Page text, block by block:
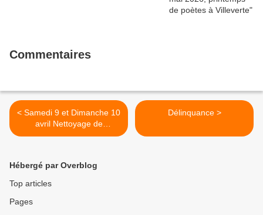
Commentaires
< Samedi 9 et Dimanche 10
avril Nettoyage de
Printemps à Nîmes
Délinquance >
Hébergé par Overblog
Top articles
Pages